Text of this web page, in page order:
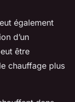
également
d’un
être
chauffage plus